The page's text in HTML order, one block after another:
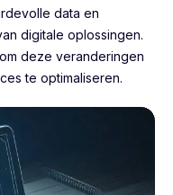
data en
digitale oplossingen.
deze veranderingen
te optimaliseren.